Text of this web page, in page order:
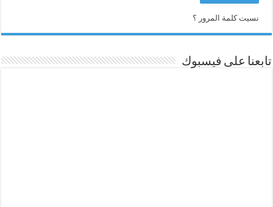
نسيت كلمة المرور ؟
تابعنا على فيسبوك